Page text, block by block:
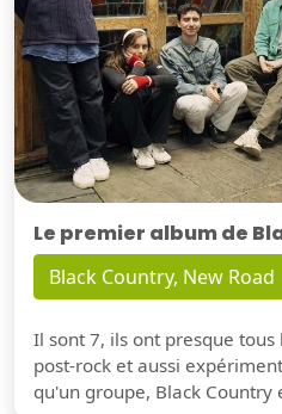
Le premier album de
Black Country, New Road
Il sont 7, ils ont presque
post-rock et aussi
qu'un groupe, Black Country